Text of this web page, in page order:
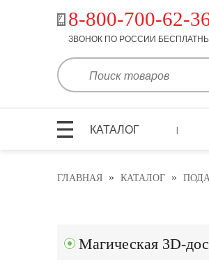
8-800-700-62-
ЗВОНОК ПО РОССИИ
КАТАЛОГ |
ГЛАВНАЯ » КАТАЛОГ »
Магическая 3D-